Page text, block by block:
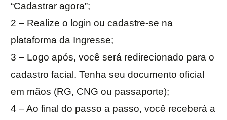
“Cadastrar agora”;
2 – Realize o login ou cadastre-se na
plataforma da Ingresse;
3 – Logo após, você será redirecionado para o
cadastro facial. Tenha seu documento oficial
em mãos (RG, CNG ou passaporte);
4 – Ao final do passo a passo, você receberá a